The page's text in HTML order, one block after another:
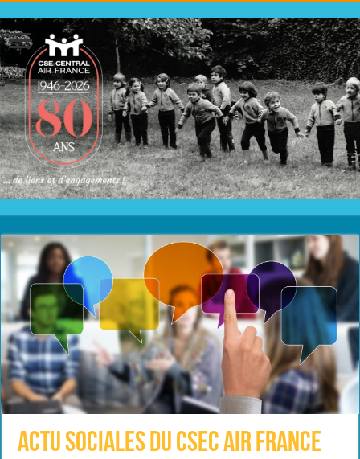
Actu sociales du CSEC Air France